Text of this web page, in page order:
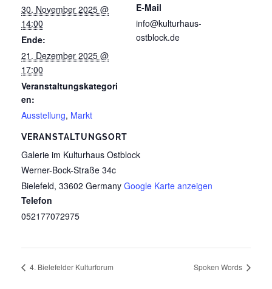
30. November 2025 @
14:00
Ende:
21. Dezember 2025 @
17:00
Veranstaltungskategori
en:
Ausstellung, Markt
VERANSTALTUNGSORT
Galerie im Kulturhaus Ostblock
Werner-Bock-Straße 34c
Bielefeld, 33602 Germany Google Karte anzeigen
Telefon
052177072975
E-Mail
info@kulturhaus-
ostblock.de
4. Bielefelder Kulturforum Spoken Words